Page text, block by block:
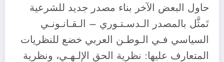
حاول البعض الآخر بناء مصدر جديد للشرعية
تَمثَّل بالمصدر الـدسـتـوري – الـقـانـونـي
السياسي فـي الـوطـن العربي خضع للنظريات
المتعارف عليها: نظرية الحق الإلـهـي، ونظرية